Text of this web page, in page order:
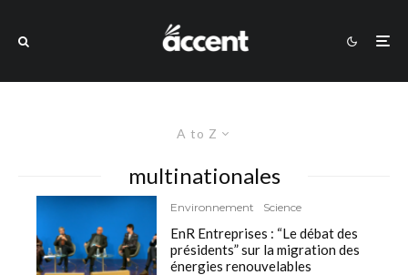
A to Z
multinationales
Environnement Science
EnR Entreprises : “Le débat des
présidents” sur la migration des
énergies renouvelables